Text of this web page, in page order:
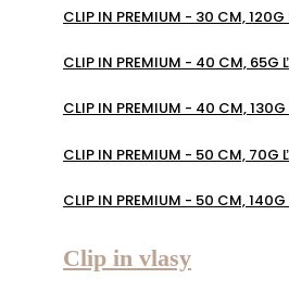
CLIP IN PREMIUM - 30 CM, 120G
CLIP IN PREMIUM - 40 CM, 65G
CLIP IN PREMIUM - 40 CM, 130G
CLIP IN PREMIUM - 50 CM, 70G
CLIP IN PREMIUM - 50 CM, 140G
Clip in vlasy